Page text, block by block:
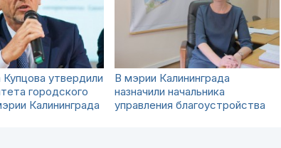
утвердили
городского
Калининграда
В мэрии Калининграда
назначили начальника
управления благоустройства